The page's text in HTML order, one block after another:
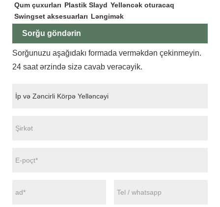
Qum çuxurları Plastik Slayd Yelləncək oturacaq
Swingset aksesuarları Ləngimək
Sorğu göndərin
Sorğunuzu aşağıdakı formada verməkdən çekinmeyin.
24 saat ərzində sizə cavab verəcəyik.